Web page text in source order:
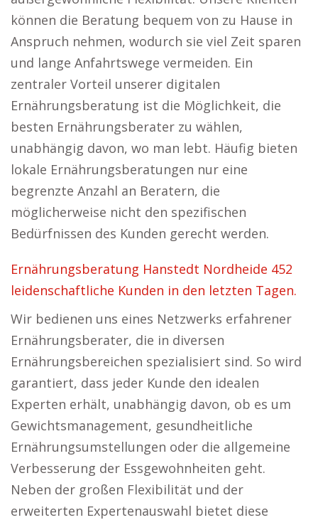
können die Beratung bequem von zu Hause in
Anspruch nehmen, wodurch sie viel Zeit sparen
und lange Anfahrtswege vermeiden. Ein
zentraler Vorteil unserer digitalen
Ernährungsberatung ist die Möglichkeit, die
besten Ernährungsberater zu wählen,
unabhängig davon, wo man lebt. Häufig bieten
lokale Ernährungsberatungen nur eine
begrenzte Anzahl an Beratern, die
möglicherweise nicht den spezifischen
Bedürfnissen des Kunden gerecht werden.
Ernährungsberatung Hanstedt Nordheide 452
leidenschaftliche Kunden in den letzten Tagen.
Wir bedienen uns eines Netzwerks erfahrener
Ernährungsberater, die in diversen
Ernährungsbereichen spezialisiert sind. So wird
garantiert, dass jeder Kunde den idealen
Experten erhält, unabhängig davon, ob es um
Gewichtsmanagement, gesundheitliche
Ernährungsumstellungen oder die allgemeine
Verbesserung der Essgewohnheiten geht.
Neben der großen Flexibilität und der
erweiterten Expertenauswahl bietet diese